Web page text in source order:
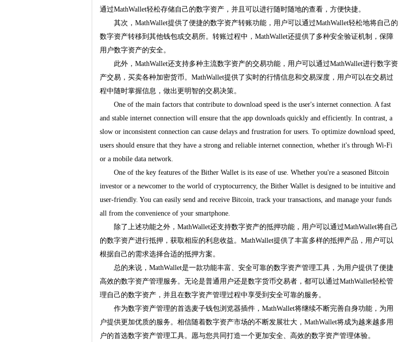
通过MathWallet轻松存储自己的数字资产，并且可以进行随时随地的查看，方便快捷。
其次，MathWallet提供了便捷的数字资产转账功能，用户可以通过MathWallet轻松地将自己的
数字资产转移到其他钱包或交易所。转账过程中，MathWallet还提供了多种安全验证机制，保障
用户数字资产的安全。
此外，MathWallet还支持多种主流数字资产的交易功能，用户可以通过MathWallet进行数字资
产交易，买卖各种加密货币。MathWallet提供了实时的行情信息和交易深度，用户可以在交易过
程中随时掌握信息，做出更明智的交易决策。
One of the main factors that contribute to download speed is the user's internet connection. A fast
and stable internet connection will ensure that the app downloads quickly and efficiently. In contrast, a
slow or inconsistent connection can cause delays and frustration for users. To optimize download speed,
users should ensure that they have a strong and reliable internet connection, whether it's through Wi-Fi
or a mobile data network.
One of the key features of the Bither Wallet is its ease of use. Whether you're a seasoned Bitcoin
investor or a newcomer to the world of cryptocurrency, the Bither Wallet is designed to be intuitive and
user-friendly. You can easily send and receive Bitcoin, track your transactions, and manage your funds
all from the convenience of your smartphone.
除了上述功能之外，MathWallet还支持数字资产的抵押功能，用户可以通过MathWallet将自己
的数字资产进行抵押，获取相应的利息收益。MathWallet提供了丰富多样的抵押产品，用户可以
根据自己的需求选择合适的抵押方案。
总的来说，MathWallet是一款功能丰富、安全可靠的数字资产管理工具，为用户提供了便捷
高效的数字资产管理服务。无论是普通用户还是数字货币交易者，都可以通过MathWallet轻松管
理自己的数字资产，并且在数字资产管理过程中享受到安全可靠的服务。
作为数字资产管理的首选麦子钱包浏览器插件，MathWallet将继续不断完善自身功能，为用
户提供更加优质的服务。相信随着数字资产市场的不断发展壮大，MathWallet将成为越来越多用
户的首选数字资产管理工具。愿与您共同打造一个更加安全、高效的数字资产管理体验。